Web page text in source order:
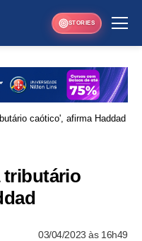
STORIES
caótico', afirma Haddad
tributário
03/04/2023 às 16h49